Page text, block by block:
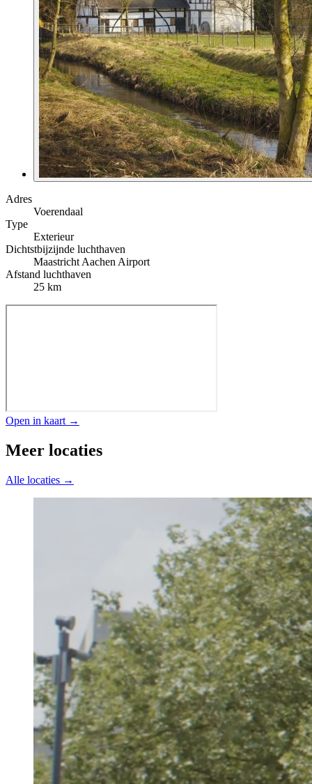
Adres
Voerendaal
Type
Exterieur
Dichtstbijzijnde luchthaven
Maastricht Aachen Airport
Afstand luchthaven
25 km
Open in kaart →
Meer locaties
Alle locaties →